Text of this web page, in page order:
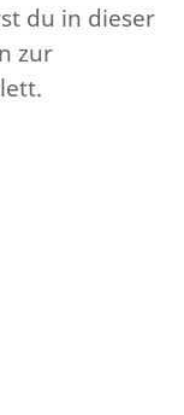
du in dieser
zur